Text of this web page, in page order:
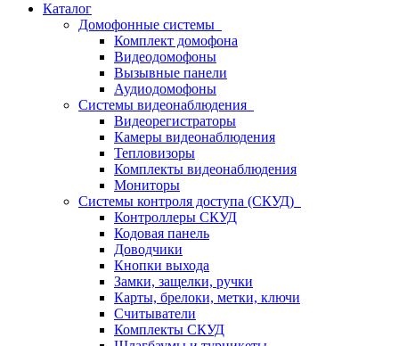
Каталог
Домофонные системы
Комплект домофона
Видеодомофоны
Вызывные панели
Аудиодомофоны
Системы видеонаблюдения
Видеорегистраторы
Камеры видеонаблюдения
Тепловизоры
Комплекты видеонаблюдения
Мониторы
Системы контроля доступа (СКУД)
Контроллеры СКУД
Кодовая панель
Доводчики
Кнопки выхода
Замки, защелки, ручки
Карты, брелоки, метки, ключи
Считыватели
Комплекты СКУД